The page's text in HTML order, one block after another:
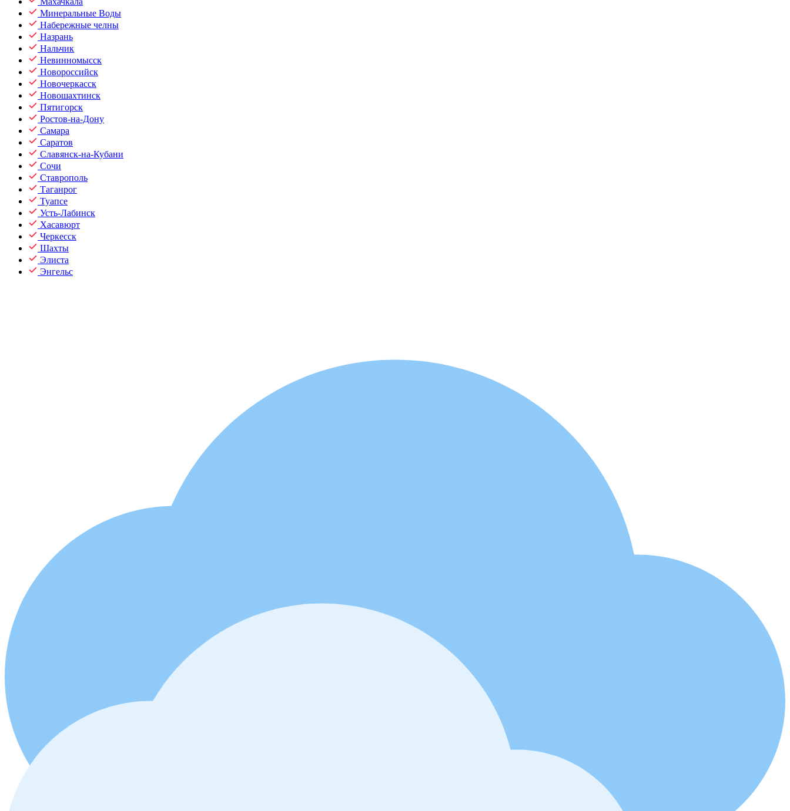
Минеральные Воды
Набережные челны
Назрань
Нальчик
Невинномысск
Новороссийск
Новочеркасск
Новошахтинск
Пятигорск
Ростов-на-Дону
Самара
Саратов
Славянск-на-Кубани
Сочи
Ставрополь
Таганрог
Туапсе
Усть-Лабинск
Хасавюрт
Черкесск
Шахты
Элиста
Энгельс